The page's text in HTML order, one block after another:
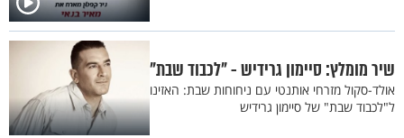
שיר מומלץ: סיימון גרידיש - "לכבוד שבת"
אולד-סקול מזרחי אותנטי עם ניחוחות שבת: האזינו
ל"לכבוד שבת" של סיימון גרידיש